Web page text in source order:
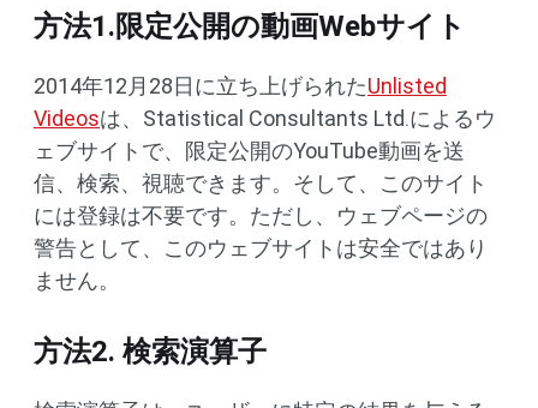
方法1.限定公開の動画Webサイト
2014年12月28日に立ち上げられたUnlisted
Videosは、Statistical Consultants Ltd.によるウ
ェブサイトで、限定公開のYouTube動画を送
信、検索、視聴できます。そして、このサイト
には登録は不要です。ただし、ウェブページの
警告として、このウェブサイトは安全ではあり
ません。
方法2. 検索演算子